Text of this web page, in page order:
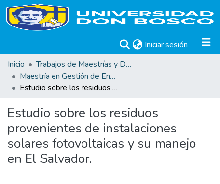
Iniciar sesión (current)
Inicio
Trabajos de Maestrías y Doctorados
Maestría en Gestión de Energías Renovables
Estudio sobre los residuos provenientes de instalaciones solares fotovoltaicas y su manejo en El Salvador.
Estudio sobre los residuos
provenientes de instalaciones
solares fotovoltaicas y su manejo
en El Salvador.